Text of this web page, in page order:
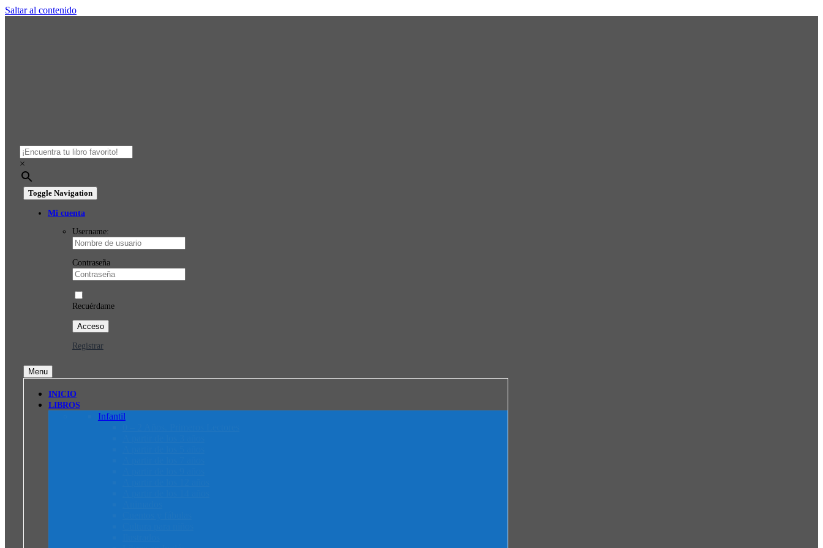
Saltar al contenido
×
Toggle Navigation
Mi cuenta
Username:
Contraseña
Recuérdame
Registrar
Menu
INICIO
LIBROS
Infantil